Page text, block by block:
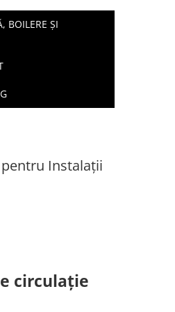
BOILERE ȘI
pentru Instalații
circulație